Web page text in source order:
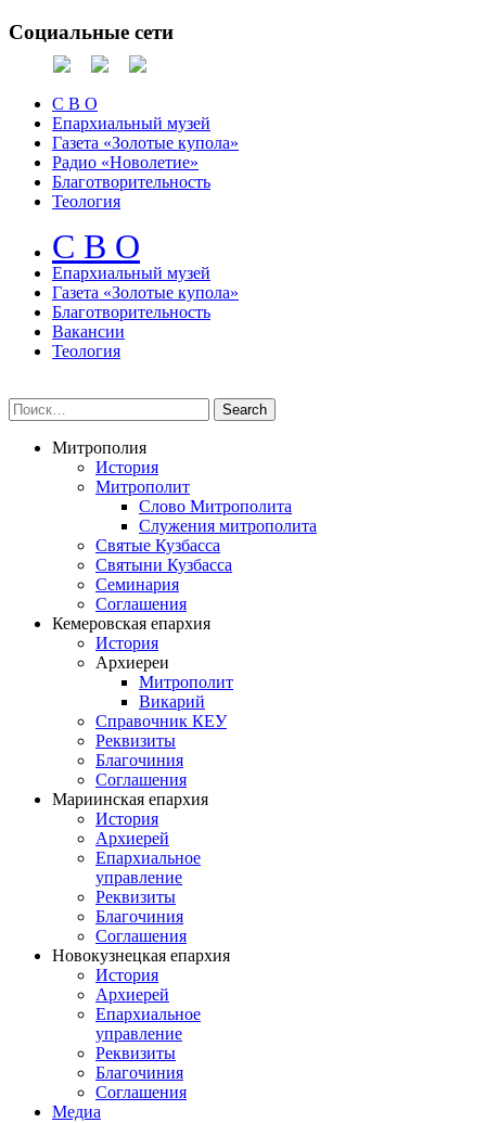
Социальные сети
С В О
Епархиальный музей
Газета «Золотые купола»
Радио «Новолетие»
Благотворительность
Теология
С В О
Епархиальный музeй
Газета «Золотые купола»
Благотворительность
Вакансии
Теология
Митрополия
История
Митрополит
Слово Митрополита
Служения митрополита
Святые Кузбасса
Святыни Кузбасса
Семинария
Соглашения
Кемеровская епархия
История
Архиереи
Митрополит
Викарий
Справочник КЕУ
Реквизиты
Благочиния
Соглашения
Мариинская епархия
История
Архиерей
Епархиальное
управление
Реквизиты
Благочиния
Соглашения
Новокузнецкая епархия
История
Архиерей
Епархиальное
управление
Реквизиты
Благочиния
Соглашения
Медиа